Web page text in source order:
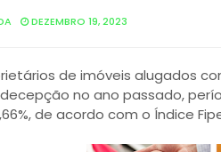
DEZEMBRO 19, 2023
de imóveis alugados
no ano passado,
de acordo com o Índice